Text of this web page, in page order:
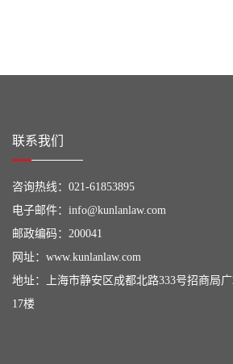
联系我们
咨询热线： 021-61853895
电子邮件： info@kunlanlaw.com
邮政编码：200041
网址： www.kunlanlaw.com
地址：上海市静安区成都北路333号招商局
17楼